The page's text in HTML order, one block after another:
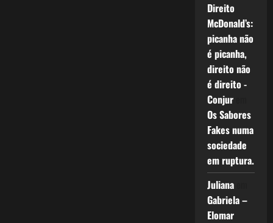
Direito
McDonald’s:
picanha não
é picanha,
direito não
é direito -
Conjurem
Os Sabores
Fakes numa
sociedade
em ruptura.
Julianaem
Gabriela –
Elomar